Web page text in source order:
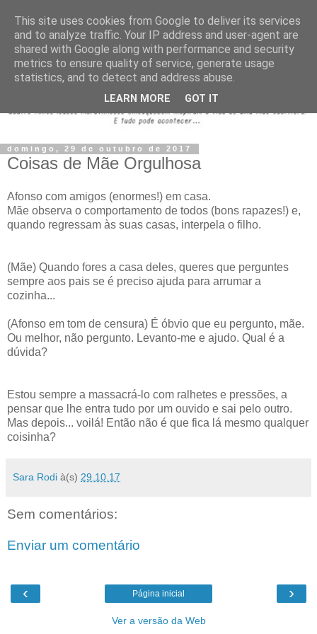
domingo, 29 de outubro de 2017
Coisas de Mãe Orgulhosa
Afonso com amigos (enormes!) em casa.
Mãe observa o comportamento de todos (bons rapazes!) e,
quando regressam às suas casas, interpela o filho.
(Mãe) Quando fores a casa deles, queres que perguntes
sempre aos pais se é preciso ajuda para arrumar a
cozinha...
(Afonso em tom de censura) É óbvio que eu pergunto, mãe.
Ou melhor, não pergunto. Levanto-me e ajudo. Qual é a
dúvida?
Estou sempre a massacrá-lo com ralhetes e pressões, a
pensar que lhe entra tudo por um ouvido e sai pelo outro.
Mas depois... voilá! Então não é que fica lá mesmo qualquer
coisinha?
Sara Rodi à(s) 29.10.17
Sem comentários:
Enviar um comentário
‹ ›
Página inicial
Ver a versão da Web
This site uses cookies from Google to deliver its services
and to analyze traffic. Your IP address and user-agent are
shared with Google along with performance and security
metrics to ensure quality of service, generate usage
statistics, and to detect and address abuse.
LEARN MORE GOT IT